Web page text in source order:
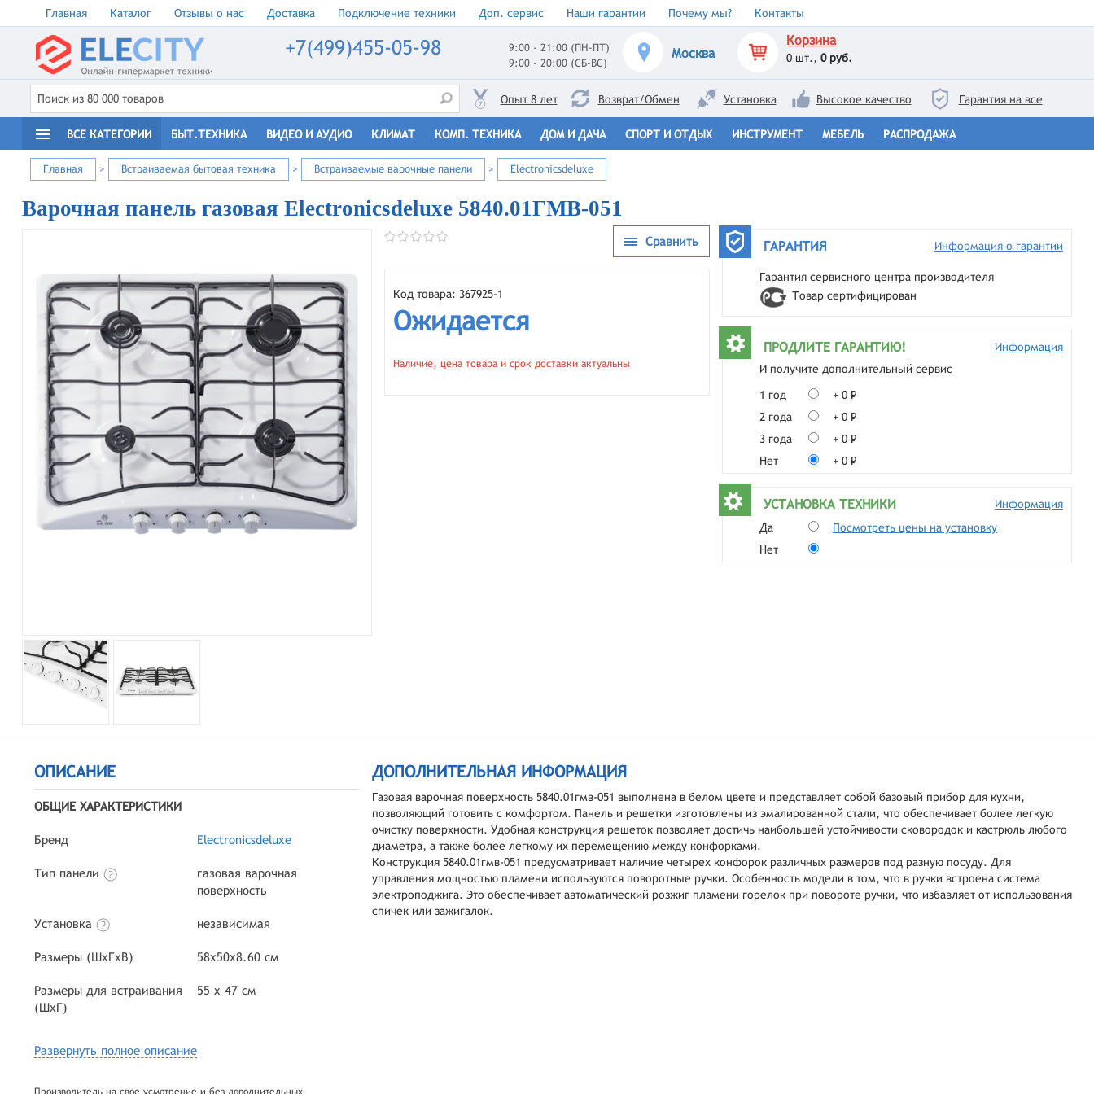
Главная Каталог Отзывы о нас Доставка Подключение техники Доп. сервис Наши гарантии Почему мы? Контакты
+7(499)455-05-98
9:00 - 21:00 (ПН-ПТ)
9:00 - 20:00 (СБ-ВС)
Москва
Корзина
0 шт.,0 руб.
Опыт 8 лет Возврат/Обмен Установка Высокое качество Гарантия на все
ВСЕ КАТЕГОРИИ БЫТ.ТЕХНИКА ВИДЕО И АУДИО КЛИМАТ КОМП. ТЕХНИКА ДОМ И ДАЧА СПОРТ И ОТДЫХ ИНСТРУМЕНТ МЕБЕЛЬ РАСПРОДАЖА
Главная > Встраиваемая бытовая техника > Встраиваемые варочные панели > Electronicsdeluxe
Варочная панель газовая Electronicsdeluxe 5840.01ГМВ-051
Сравнить
Код товара: 367925-1
Ожидается
Наличие, цена товара и срок доставки актуальны
ГАРАНТИЯ Информация о гарантии
Гарантия сервисного центра производителя
Товар сертифицирован
ПРОДЛИТЕ ГАРАНТИЮ!
И получите дополнительный сервис
Информация
1 год
+ 0 ₽
2 года
+ 0 ₽
3 года
+ 0 ₽
Нет
+ 0 ₽
УСТАНОВКА ТЕХНИКИ
Информация
Да
Посмотреть цены на установку
Нет
ОПИСАНИЕ
ОБЩИЕ ХАРАКТЕРИСТИКИ
Бренд Electronicsdeluxe
Тип панели
газовая варочная
поверхность
Установка независимая
Размеры (ШхГхВ) 58х50х8.60 см
Размеры для встраивания
(ШхГ)
55 x 47 см
Развернуть полное описание
Производитель на свое усмотрение и без дополнительных
ДОПОЛНИТЕЛЬНАЯ ИНФОРМАЦИЯ
Газовая варочная поверхность 5840.01гмв-051 выполнена в белом цвете и представляет собой базовый прибор для кухни,
позволяющий готовить с комфортом. Панель и решетки изготовлены из эмалированной стали, что обеспечивает более легкую
очистку поверхности. Удобная конструкция решеток позволяет достичь наибольшей устойчивости сковородок и кастрюль любого
диаметра, а также более легкому их перемещению между конфорками.
Конструкция 5840.01гмв-051 предусматривает наличие четырех конфорок различных размеров под разную посуду. Для
управления мощностью пламени используются поворотные ручки. Особенность модели в том, что в ручки встроена система
электроподжига. Это обеспечивает автоматический розжиг пламени горелок при повороте ручки, что избавляет от использования
спичек или зажигалок.